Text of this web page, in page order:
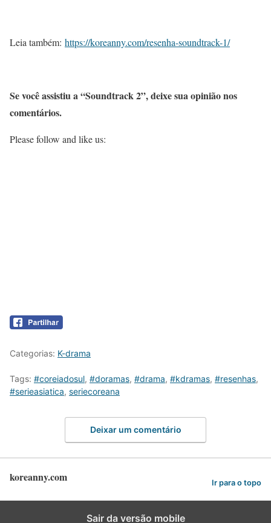
Leia também: https://koreanny.com/resenha-soundtrack-1/
Se você assistiu a “Soundtrack 2”, deixe sua opinião nos
comentários.
Please follow and like us:
Categorias: K-drama
Tags: #coreiadosul, #doramas, #drama, #kdramas, #resenhas,
#serieasiatica, seriecoreana
Deixar um comentário
koreanny.com Ir para o topo
Sair da versão mobile